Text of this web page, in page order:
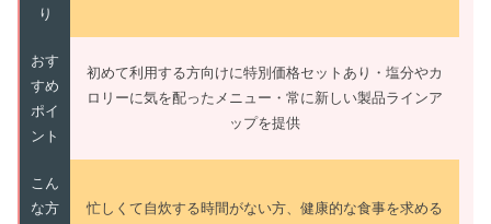
り
おす
すめ
ポイ
ント
初めて利用する方向けに特別価格セットあり・塩分やカ
ロリーに気を配ったメニュー・常に新しい製品ラインア
ップを提供
こん
な方
忙しくて自炊する時間がない方、健康的な食事を求める